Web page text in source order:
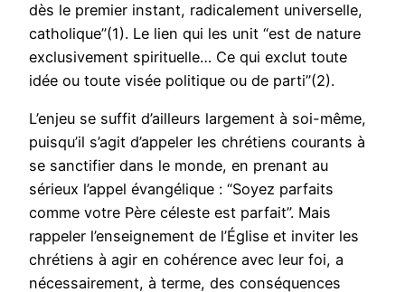
dès le premier instant, radicalement universelle,
catholique”(1). Le lien qui les unit “est de nature
exclusivement spirituelle… Ce qui exclut toute
idée ou toute visée politique ou de parti”(2).
L’enjeu se suffit d’ailleurs largement à soi-même,
puisqu’il s’agit d’appeler les chrétiens courants à
se sanctifier dans le monde, en prenant au
sérieux l’appel évangélique : “Soyez parfaits
comme votre Père céleste est parfait”. Mais
rappeler l’enseignement de l’Église et inviter les
chrétiens à agir en cohérence avec leur foi, a
nécessairement, à terme, des conséquences